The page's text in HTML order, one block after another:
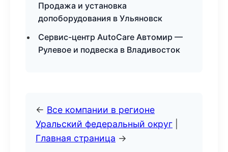
Продажа и установка
допоборудования в Ульяновск
Сервис-центр AutoCare Автомир —
Рулевое и подвеска в Владивосток
← Все компании в регионе
Уральский федеральный округ
Главная страница →